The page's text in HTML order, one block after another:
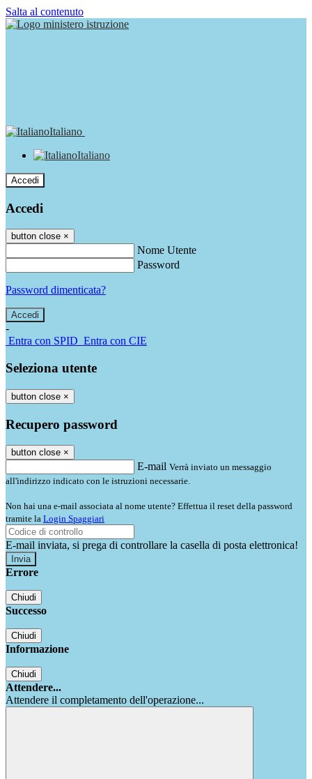
Salta al contenuto
Italiano
Italiano
Accedi
Accedi
button close ×
Nome Utente
Password
Password dimenticata?
-
Entra con SPID Entra con CIE
Seleziona utente
button close ×
Recupero password
button close ×
E-mail Verrà inviato un messaggio
all'indirizzo indicato con le istruzioni necessarie.
Non hai una e-mail associata al nome utente? Effettua il reset della password
tramite la Login Spaggiari
E-mail inviata, si prega di controllare la casella di posta elettronica!
Errore
Chiudi
Successo
Chiudi
Informazione
Chiudi
Attendere...
Attendere il completamento dell'operazione...